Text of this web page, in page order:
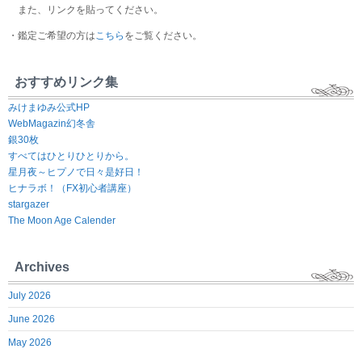
また、リンクを貼ってください。
・鑑定ご希望の方はこちら をご覧ください。
おすすめリンク集
みけまゆみ公式HP
WebMagazin幻冬舎
銀30枚
すべてはひとりひとりから。
星月夜～ヒプノで日々是好日！
ヒナラボ！（FX初心者講座）
stargazer
The Moon Age Calender
Archives
July 2026
June 2026
May 2026